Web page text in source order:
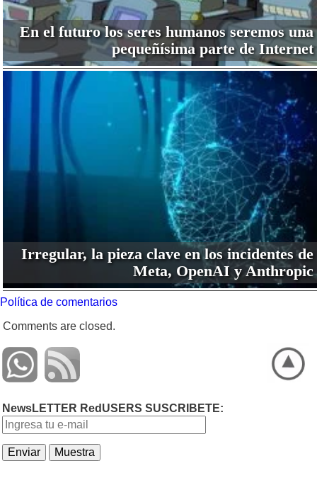
En el futuro los seres humanos seremos una
pequeñísima parte de Internet
Irregular, la pieza clave en los incidentes de
Meta, OpenAI y Anthropic
Política de comentarios
Comments are closed.
NewsLETTER RedUSERS SUSCRIBETE: